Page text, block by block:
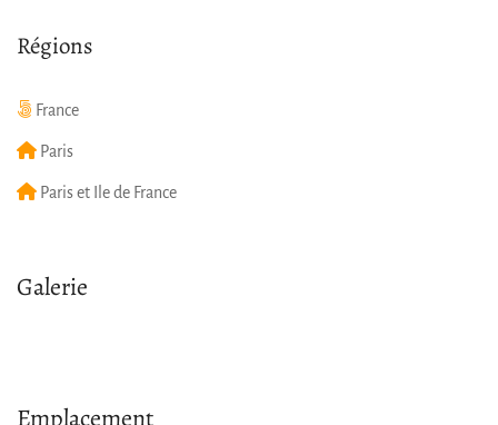
Régions
France
Paris
Paris et Ile de France
Galerie